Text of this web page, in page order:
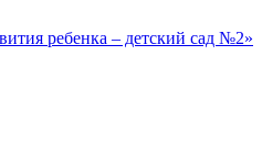
ребенка – детский сад №2»